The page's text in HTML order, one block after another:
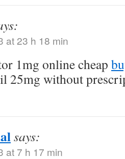
at 23 h 18 min
1mg online cheap
25mg without
says:
at 7 h 17 min